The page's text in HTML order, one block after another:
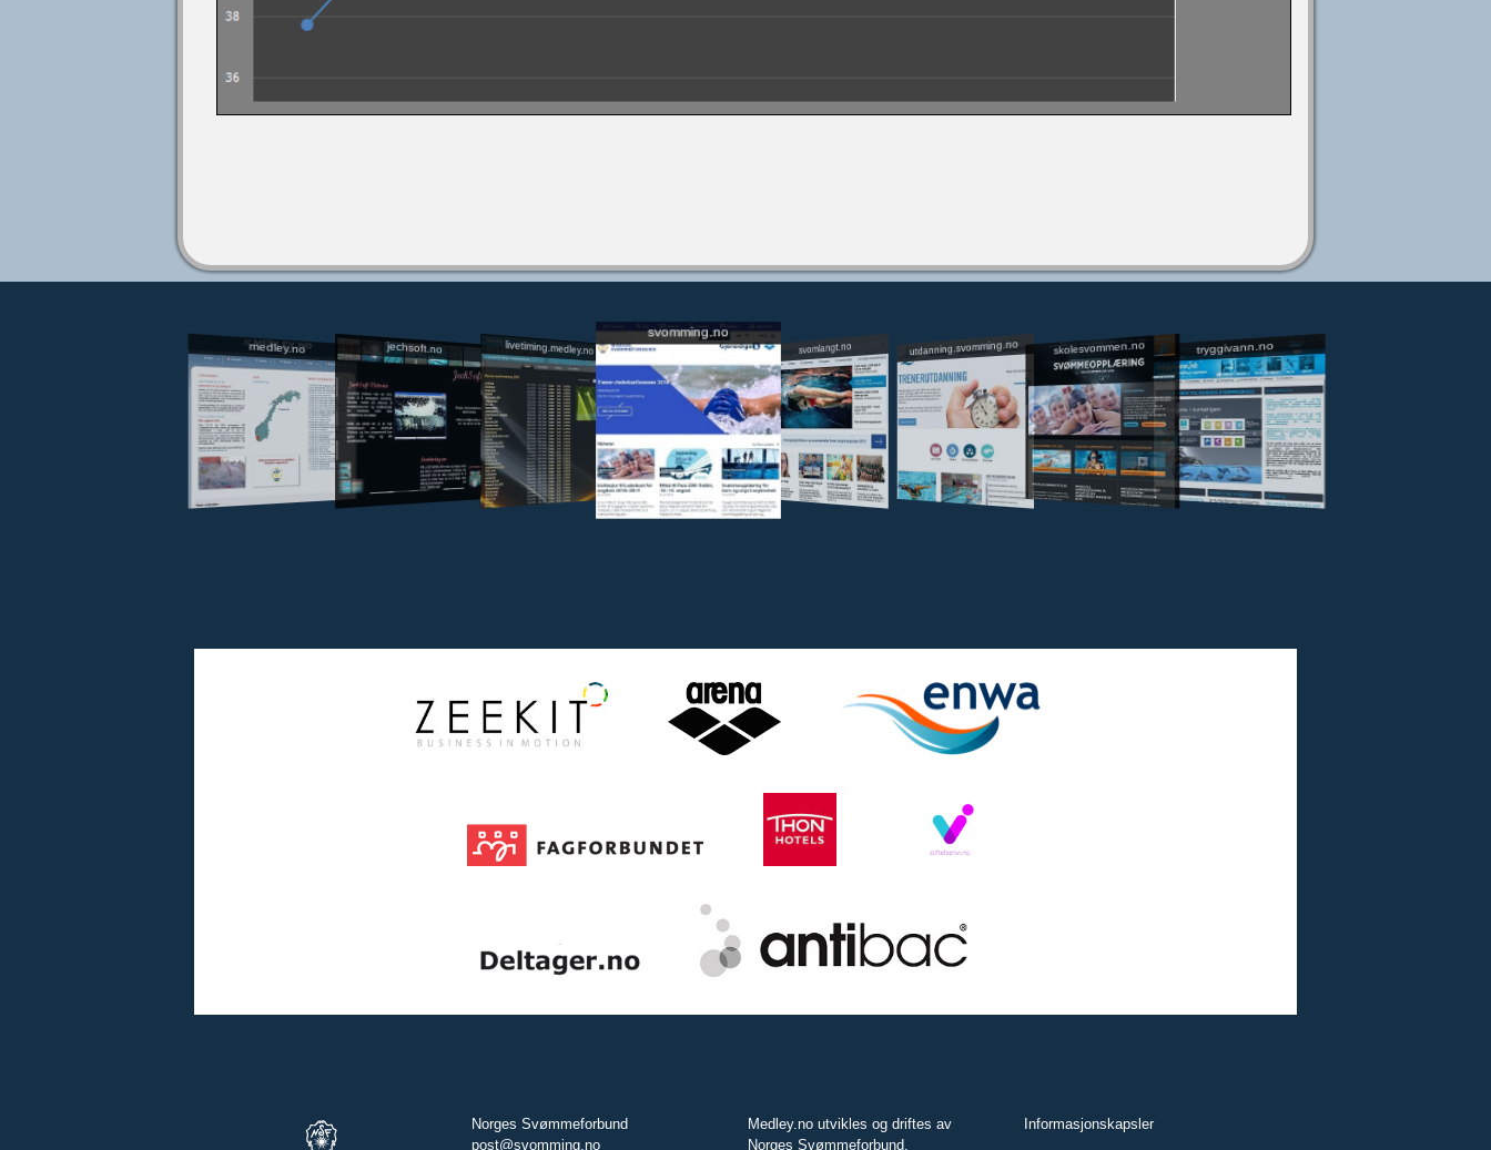
medley.no jechsoft.no livetiming.medley.no
svomming.no
svomlangt.no utdanning.svomming.no skolesvommen.no tryggivann.no
Norges Svømmeforbund
post@svomming.no
Medley.no utvikles og driftes av
Norges Svømmeforbund.
Informasjonskapsler